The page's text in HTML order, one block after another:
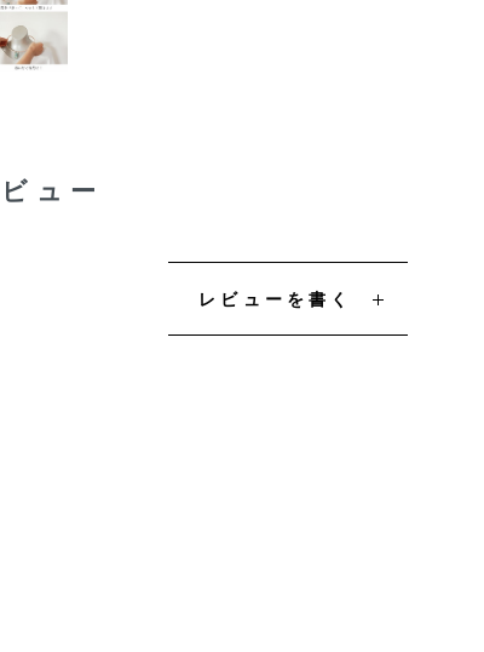
ュー
レビューを書く